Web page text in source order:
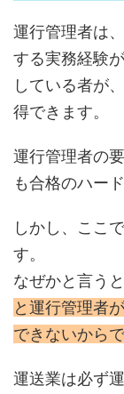
運行管理者は
する実務経験
している者が
得できます。
運行管理者の
も合格のハー
しかし、ここ
す。
なぜかと言うと
と運行管理者
できないからで
運送業は必ず